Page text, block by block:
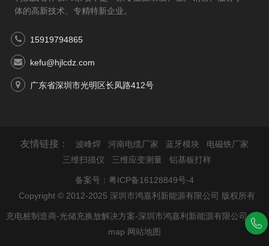
体的高新技术、专精特新企业。
15919794865
kefu@hjlcdz.com
广东省深圳市光明区长凤路412号
友情链接： 波峰焊 河南电缆厂家 蓝牙模块
电磁铁厂家
三维扫描仪
三维应变测量 铝基板打样
备案号： 粤ICP备16128849号-4
Copyright © 2012-2025 深圳市鸿嘉利新能源有限公司 版权所有
充电桩制造商-光储充换放解决方案-深圳市鸿嘉利新能源有限公司site
map 网站地图